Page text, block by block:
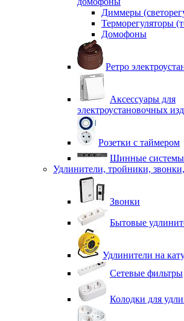
Диммеры
Терморегуляторы
Домофоны
Ретро
Аксессуары для
электроустановочных
Розетки с таймером
Шинные
Удлинители, тройники,
Звонки
Бытовые
Удлинители на
Сетевые фильтры
Колодки для